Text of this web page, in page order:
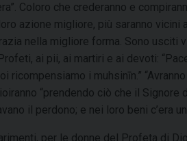
Coloro che crederanno e
azione migliore, più saranno
nella migliore forma. Sono usciti
ai pii, ai martiri e ai devoti:
ricompensiamo i muhsinīn.”
“prendendo ciò che il
il perdono; e nei loro beni c’era
per le donne del Profeta di